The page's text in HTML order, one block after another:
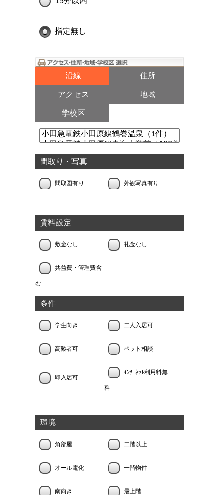
指定無し
沿線 住所
アクセス 地域
学校区
間取り・写真
間取図有り 外観写真有り
賃料設定
敷金なし 礼金なし
共益費・管理費含
む
条件
学生向き 二人入居可
高齢者可 ペット相談
即入居可
ｲﾝﾀｰﾈｯﾄ利用料無
料
環境
角部屋 二階以上
オール電化 一階物件
南向き 最上階